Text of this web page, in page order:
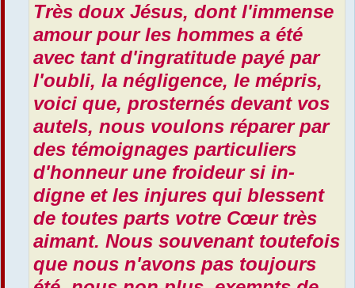
Très doux Jésus, dont l'immense
amour pour les hommes a été
avec tant d'ingratitude payé par
l'oubli, la négligence, le mépris,
voici que, prosternés devant vos
autels, nous voulons réparer par
des témoignages particuliers
d'honneur une froideur si in-
digne et les injures qui blessent
de toutes parts votre Cœur très
aimant. Nous souvenant toutefois
que nous n'avons pas toujours